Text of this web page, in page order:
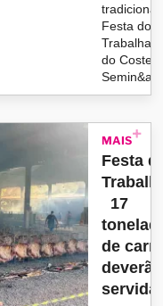
tradicional
Festa do
do
MAIS
Festa
17
de